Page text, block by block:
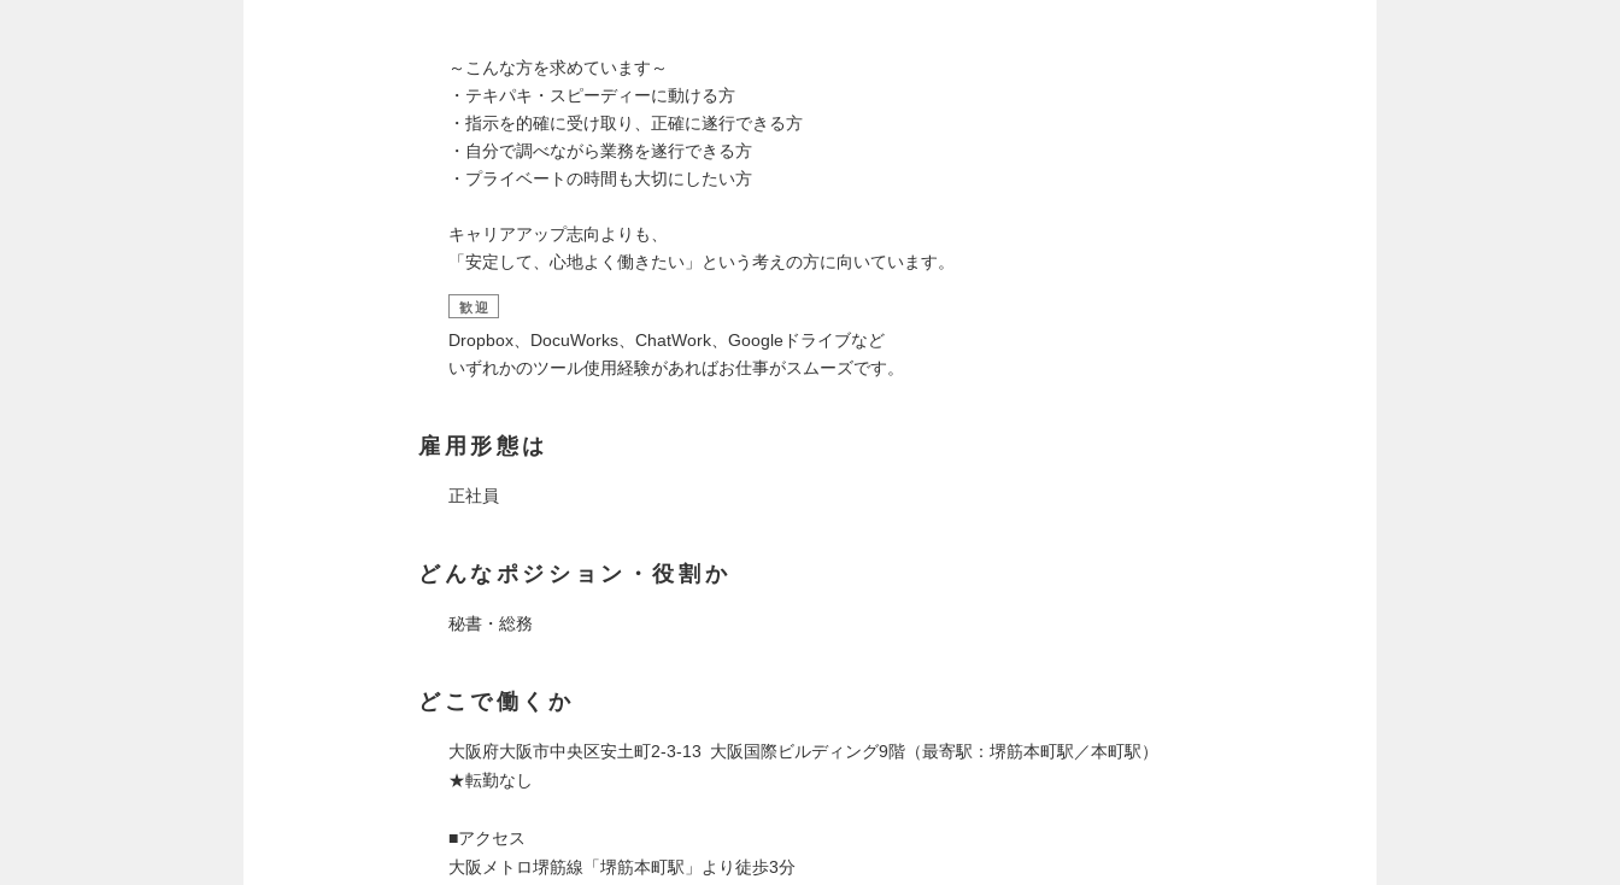
～こんな方を求めています～
・テキパキ・スピーディーに動ける方
・指示を的確に受け取り、正確に遂行できる方
・自分で調べながら業務を遂行できる方
・プライベートの時間も大切にしたい方
キャリアアップ志向よりも、
「安定して、心地よく働きたい」という考えの方に向いています。
歓迎
Dropbox、DocuWorks、ChatWork、Googleドライブなど
いずれかのツール使用経験があればお仕事がスムーズです。
雇用形態は
正社員
どんなポジション・役割か
秘書・総務
どこで働くか
大阪府大阪市中央区安土町2-3-13 大阪国際ビルディング9階（最寄駅：堺筋本町駅／本町駅）
★転勤なし
■アクセス
大阪メトロ堺筋線「堺筋本町駅」より徒歩3分